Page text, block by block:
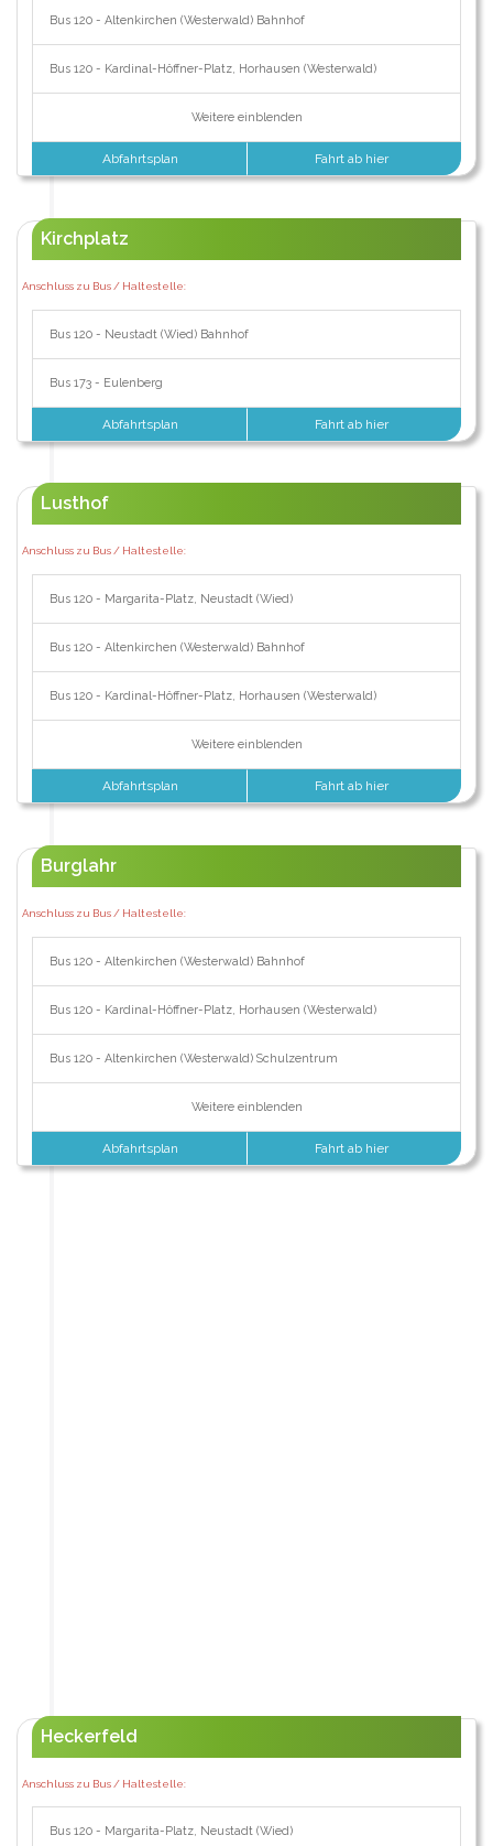
Bus 120 - Altenkirchen (Westerwald) Bahnhof
Bus 120 - Kardinal-Höffner-Platz, Horhausen (Westerwald)
Weitere einblenden
Abfahrtsplan Fahrt ab hier
Kirchplatz
Anschluss zu Bus / Haltestelle:
Bus 120 - Neustadt (Wied) Bahnhof
Bus 173 - Eulenberg
Abfahrtsplan Fahrt ab hier
Lusthof
Anschluss zu Bus / Haltestelle:
Bus 120 - Margarita-Platz, Neustadt (Wied)
Bus 120 - Altenkirchen (Westerwald) Bahnhof
Bus 120 - Kardinal-Höffner-Platz, Horhausen (Westerwald)
Weitere einblenden
Abfahrtsplan Fahrt ab hier
Burglahr
Anschluss zu Bus / Haltestelle:
Bus 120 - Altenkirchen (Westerwald) Bahnhof
Bus 120 - Kardinal-Höffner-Platz, Horhausen (Westerwald)
Bus 120 - Altenkirchen (Westerwald) Schulzentrum
Weitere einblenden
Abfahrtsplan Fahrt ab hier
Heckerfeld
Anschluss zu Bus / Haltestelle:
Bus 120 - Margarita-Platz, Neustadt (Wied)